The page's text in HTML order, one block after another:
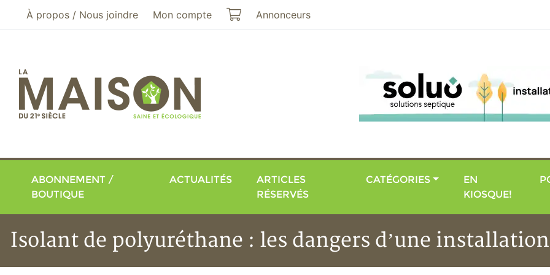
Aller au menu principal
Aller au contenu principal
À propos / Nous joindre Mon compte Mon panier
Annonceurs
ABONNEMENT /
BOUTIQUE
ACTUALITÉS
ARTICLES
RÉSERVÉS
CATÉGORIES
EN
KIOSQUE!
Isolant de polyuréthane : les dangers d’une